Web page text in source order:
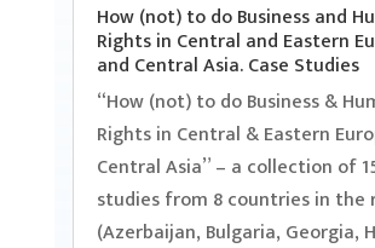
How (not) to do Business and
Rights in Central and Eastern
and Central Asia. Case Studies
“How (not) to do Business &
Rights in Central & Eastern
Central Asia” – a collection of
studies from 8 countries in the
(Azerbaijan, Bulgaria, Georgia,